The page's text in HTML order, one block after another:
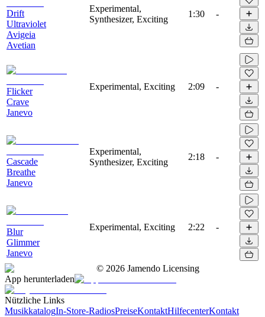
Drift
Ultraviolet
Avigeia
Avetian
Experimental,
Synthesizer, Exciting
1:30 -
Flicker
Crave
Janevo
Experimental, Exciting 2:09 -
Cascade
Breathe
Janevo
Experimental,
Synthesizer, Exciting
2:18 -
Blur
Glimmer
Janevo
Experimental, Exciting 2:22 -
© 2026 Jamendo Licensing
App herunterladen
Nützliche Links
MusikkatalogIn-Store-RadiosPreiseKontaktHilfecenterKontakt